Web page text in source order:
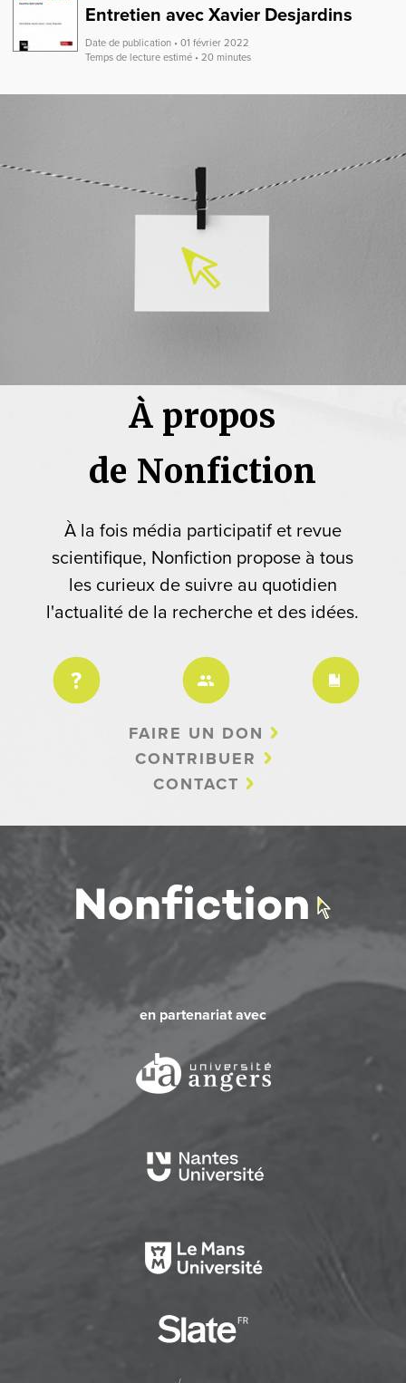
Entretien avec Xavier Desjardins
Date de publication • 01 février 2022
Temps de lecture estimé • 20 minutes
À propos
de Nonfiction
À la fois média participatif et revue
scientifique, Nonfiction propose à tous
les curieux de suivre au quotidien
l'actualité de la recherche et des idées.
FAIRE UN DON
CONTRIBUER
CONTACT
en partenariat avec